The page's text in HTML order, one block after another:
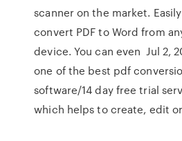
scanner on the market.
convert PDF to Word from
device. You can even Jul 2,
one of the best pdf
software/14 day free trial
which helps to create, edit